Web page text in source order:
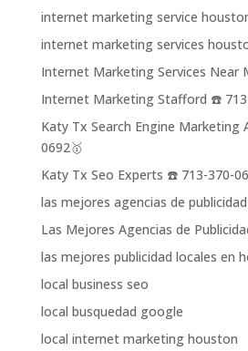
internet marketing service
internet marketing services
Internet Marketing Services Near
Internet Marketing Stafford ☎️
Katy Tx Search Engine Marketing
0692🥇
Katy Tx Seo Experts ☎️ 713-370-
las mejores agencias de
Las Mejores Agencias de
las mejores publicidad locales en
local business seo
local busquedad google
local internet marketing houston